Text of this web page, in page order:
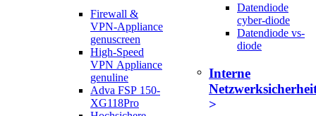
Firewall &
VPN-Appliance
genuscreen
High-Speed
VPN Appliance
genuline
Adva FSP 150-
XG118Pro
Datendiode
cyber-diode
Datendiode vs-
diode
Interne